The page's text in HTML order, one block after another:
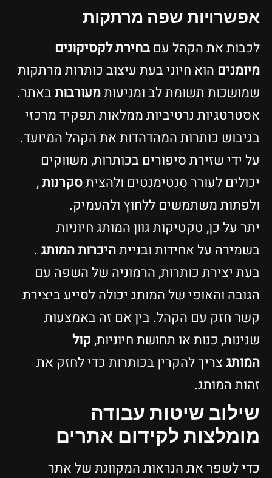
אפשרויות שפה מרתקות
לכבות את הקהל עם בחירת לקסיקונים
מיומנים הוא חיוני בעת עיצוב כותרות מרתקות
שמושכות תשומת לב ומניעותמעורבותבאתר.
אסטרטגיות נרטיביות ממלאות תפקיד מרכזי
בגיבוש כותרות המהדהדות את הקהל המיועד.
על ידי שזירת סיפורים בכותרות, משווקים
יכולים לעורר סנטימנטים ולהציתסקרנות,
ולפתות משתמשים ללחוץ ולהעמיק.
יתר על כן, טקטיקות גוון המותג חיוניות
בשמירה על אחידות ובנייתהיכרות המותג .
בעת יצירת כותרות, הרמוניה של השפה עם
הגובה והאופי של המותג יכולה לסייע ביצירת
קשר חזק עם הקהל. בין אם זה באמצעות
שנינות, כנות או תחושת חיוניות,קול
המותגצריך להקרין בכותרות כדי לחזק את
זהות המותג.
שילוב שיטות עבודה
מומלצות לקידום אתרים
כדי לשפר את הנראות המקוונת של אתר